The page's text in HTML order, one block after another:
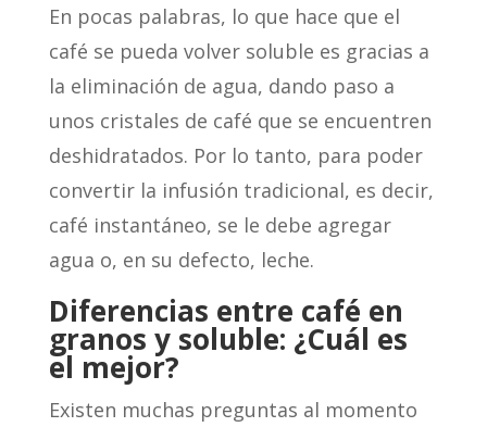
En pocas palabras, lo que hace que el
café se pueda volver soluble es gracias a
la eliminación de agua, dando paso a
unos cristales de café que se encuentren
deshidratados. Por lo tanto, para poder
convertir la infusión tradicional, es decir,
café instantáneo, se le debe agregar
agua o, en su defecto, leche.
Diferencias entre café en
granos y soluble: ¿Cuál es
el mejor?
Existen muchas preguntas al momento